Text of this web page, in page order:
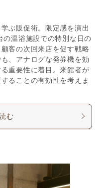
ぶ販促術。限定感を演出
の温浴施設での特別な日の
客の次回来店を促す戦略
、アナログな発券機を効
重要性に着目。来館者が
ることの有効性を考えま
む